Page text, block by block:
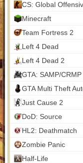
CS: Global
Minecraft
Team Fortress 2
Left 4 Dead
Left 4 Dead 2
GTA: SAMP/CRMP
GTA Multi Theft
Just Cause 2
DoD: Source
HL2: Deathmatch
Zombie Panic
Half-Life